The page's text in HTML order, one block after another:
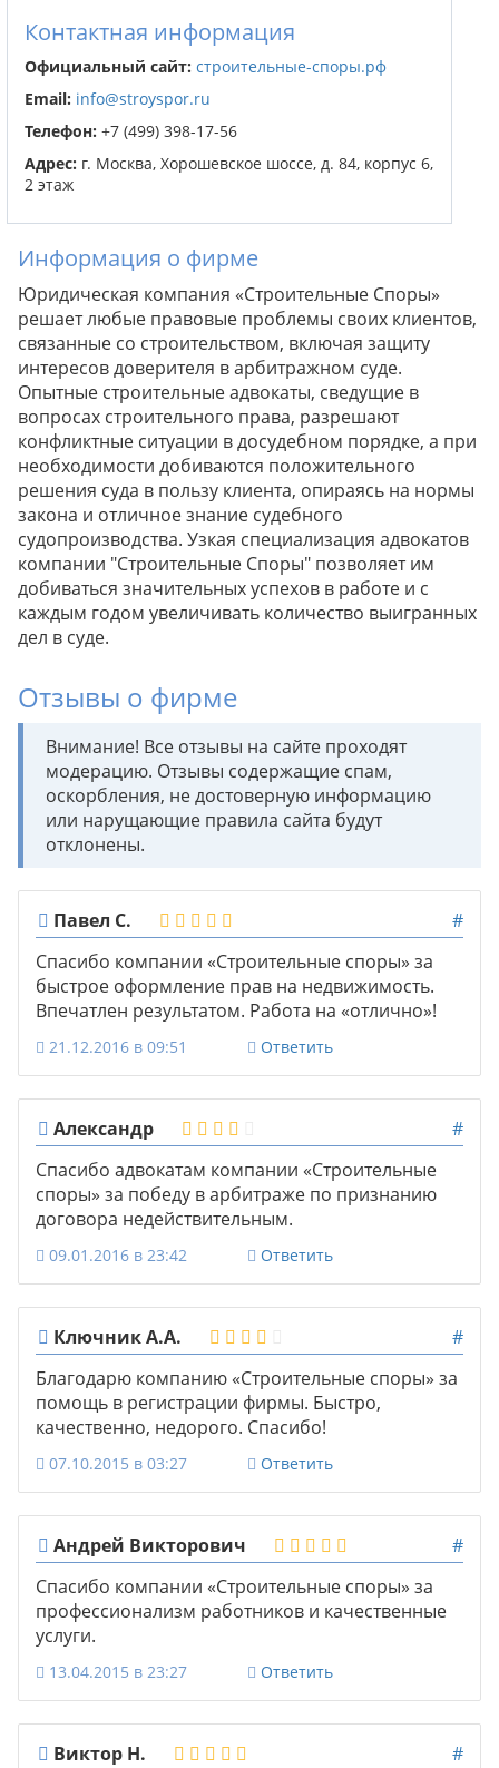
Контактная информация
Официальный сайт: строительные-споры.рф
Email: info@stroyspor.ru
Телефон: +7 (499) 398-17-56
Адрес: г. Москва, Хорошевское шоссе, д. 84, корпус 6,
2 этаж
Информация о фирме
Юридическая компания «Строительные Споры»
решает любые правовые проблемы своих клиентов,
связанные со строительством, включая защиту
интересов доверителя в арбитражном суде.
Опытные строительные адвокаты, сведущие в
вопросах строительного права, разрешают
конфликтные ситуации в досудебном порядке, а при
необходимости добиваются положительного
решения суда в пользу клиента, опираясь на нормы
закона и отличное знание судебного
судопроизводства. Узкая специализация адвокатов
компании "Строительные Споры" позволяет им
добиваться значительных успехов в работе и с
каждым годом увеличивать количество выигранных
дел в суде.
Отзывы о фирме
Внимание! Все отзывы на сайте проходят
модерацию. Отзывы содержащие спам,
оскорбления, не достоверную информацию
или нарущающие правила сайта будут
отклонены.
Павел С.
#
Спасибо компании «Строительные споры» за
быстрое оформление прав на недвижимость.
Впечатлен результатом. Работа на «отлично»!
21.12.2016 в 09:51 Ответить
Александр
#
Спасибо адвокатам компании «Строительные
споры» за победу в арбитраже по признанию
договора недействительным.
09.01.2016 в 23:42 Ответить
Ключник А.А.
#
Благодарю компанию «Строительные споры» за
помощь в регистрации фирмы. Быстро,
качественно, недорого. Спасибо!
07.10.2015 в 03:27 Ответить
Андрей Викторович
#
Спасибо компании «Строительные споры» за
профессионализм работников и качественные
услуги.
13.04.2015 в 23:27 Ответить
Виктор Н.
#